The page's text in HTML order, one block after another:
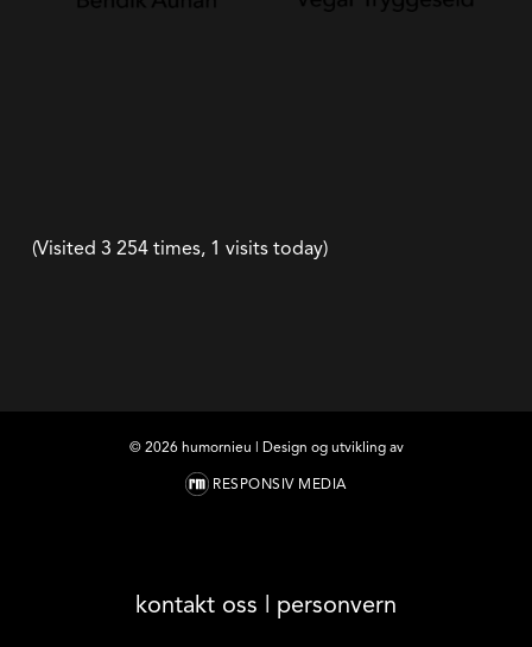
(Visited 3 254 times, 1 visits today)
© 2026humornieu | Design og utvikling av
RESPONSIV MEDIA
kontakt oss | personvern